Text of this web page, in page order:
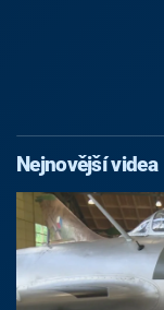
Nejnovější videa